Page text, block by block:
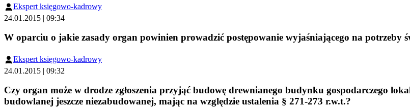
Ekspert księgowo-kadrowy
24.01.2015 | 09:34
W oparciu o jakie zasady organ powinien prowadzić postępowanie wyjaśniającego na potrzeby
Ekspert księgowo-kadrowy
24.01.2015 | 09:32
Czy organ może w drodze zgłoszenia przyjąć budowę drewnianego budynku gospodarczego
budowlanej jeszcze niezabudowanej, mając na względzie ustalenia § 271-273 r.w.t.?